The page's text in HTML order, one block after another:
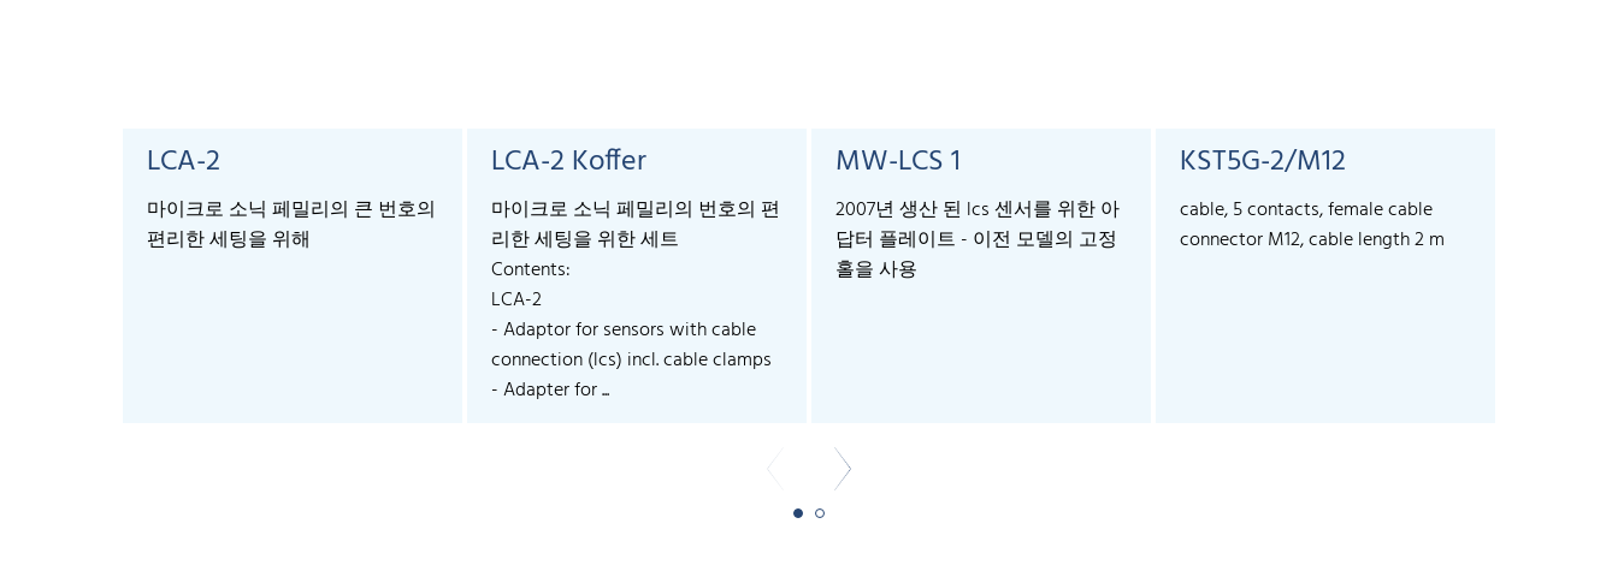
LCA-2
마이크로 소닉 페밀리의 큰 번호의
편리한 세팅을 위해
LCA-2 Koffer
마이크로 소닉 페밀리의 번호의 편
리한 세팅을 위한 세트
Contents:
LCA-2
- Adaptor for sensors with cable
connection (lcs) incl. cable clamps
- Adapter for ...
MW-LCS 1
2007년 생산 된 lcs 센서를 위한 아
답터 플레이트 - 이전 모델의 고정
홀을 사용
KST5G-2/M12
cable, 5 contacts, female cable
connector M12, cable length 2 m